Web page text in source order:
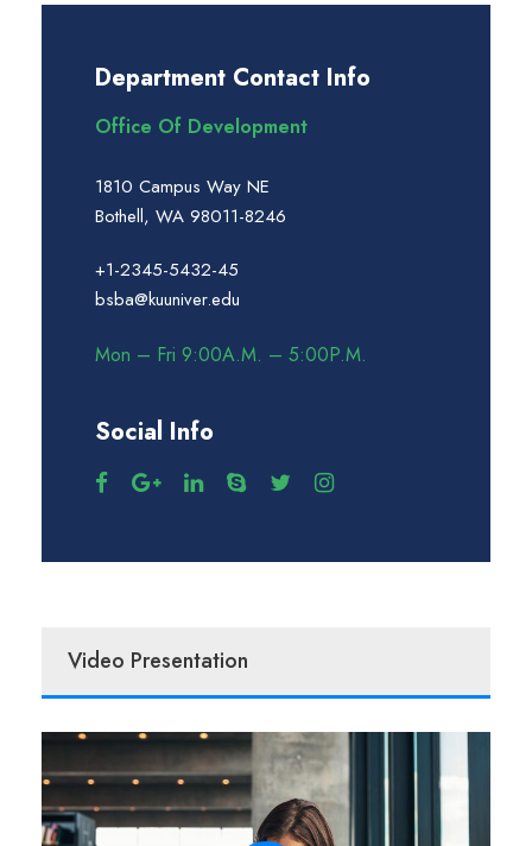
Department Contact Info
Office Of Development
1810 Campus Way NE
Bothell, WA 98011-8246
+1-2345-5432-45
bsba@kuuniver.edu
Mon – Fri 9:00A.M. – 5:00P.M.
Social Info
Video Presentation